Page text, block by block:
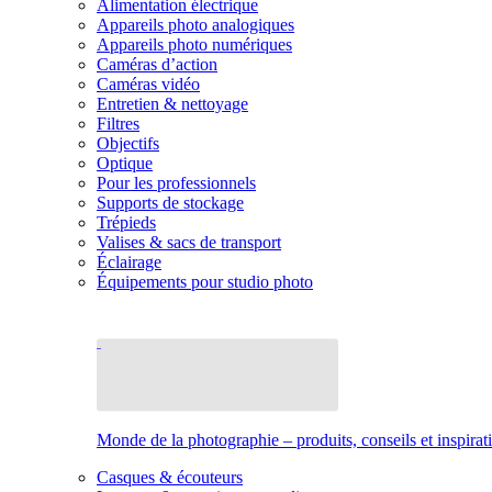
Alimentation électrique
Appareils photo analogiques
Appareils photo numériques
Caméras d’action
Caméras vidéo
Entretien & nettoyage
Filtres
Objectifs
Optique
Pour les professionnels
Supports de stockage
Trépieds
Valises & sacs de transport
Éclairage
Équipements pour studio photo
Monde de la photographie – produits, conseils et
Casques & écouteurs